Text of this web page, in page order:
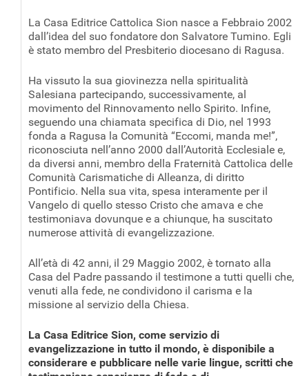
La Casa Editrice Cattolica Sion nasce a Febbraio 2002
dall’idea del suo fondatore don Salvatore Tumino. Egli
è stato membro del Presbiterio diocesano di Ragusa.
Ha vissuto la sua giovinezza nella spiritualità
Salesiana partecipando, successivamente, al
movimento del Rinnovamento nello Spirito. Infine,
seguendo una chiamata specifica di Dio, nel 1993
fonda a Ragusa la Comunità “Eccomi, manda me!”,
riconosciuta nell’anno 2000 dall’Autorità Ecclesiale e,
da diversi anni, membro della Fraternità Cattolica delle
Comunità Carismatiche di Alleanza, di diritto
Pontificio. Nella sua vita, spesa interamente per il
Vangelo di quello stesso Cristo che amava e che
testimoniava dovunque e a chiunque, ha suscitato
numerose attività di evangelizzazione.
All’età di 42 anni, il 29 Maggio 2002, è tornato alla
Casa del Padre passando il testimone a tutti quelli che,
venuti alla fede, ne condividono il carisma e la
missione al servizio della Chiesa.
La Casa Editrice Sion, come servizio di
evangelizzazione in tutto il mondo, è disponibile a
considerare e pubblicare nelle varie lingue, scritti che